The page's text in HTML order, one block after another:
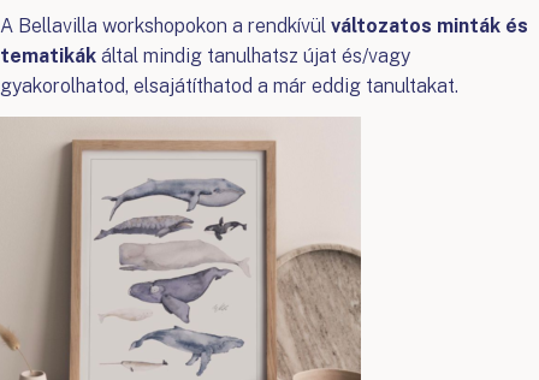
A Bellavilla workshopokon a rendkívül változatos minták és
tematikák által mindig tanulhatsz újat és/vagy
gyakorolhatod, elsajátíthatod a már eddig tanultakat.